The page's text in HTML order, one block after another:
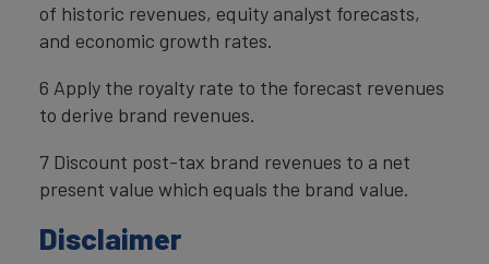
of historic revenues, equity analyst forecasts,
and economic growth rates.
6 Apply the royalty rate to the forecast revenues
to derive brand revenues.
7 Discount post-tax brand revenues to a net
present value which equals the brand value.
Disclaimer